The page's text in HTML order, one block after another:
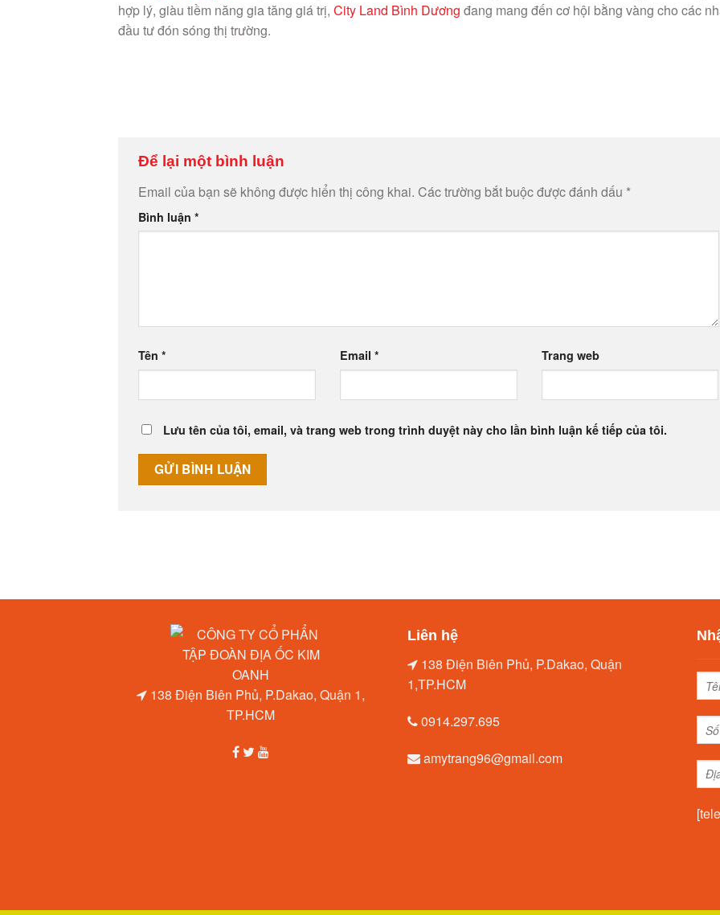
hợp lý, giàu tiềm năng gia tăng giá trị, City Land Bình Dương đang mang đến cơ hội bằng vàng cho các
đầu tư đón sóng thị trường.
Để lại một bình luận
Email của bạn sẽ không được hiển thị công khai. Các trường bắt buộc được đánh dấu *
Bình luận *
Tên * Email * Trang web
Lưu tên của tôi, email, và trang web trong trình duyệt này cho lần bình luận kế tiếp của tôi.
138 Điện Biên Phủ, P.Dakao, Quận 1,
TP.HCM
Liên hệ
138 Điện Biên Phủ, P.Dakao, Quận
1,TP.HCM
0914.297.695
amytrang96@gmail.com